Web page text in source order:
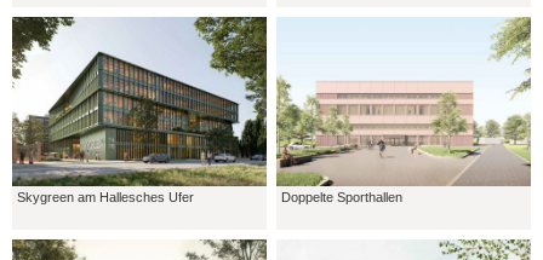
Skygreen am Hallesches Ufer Doppelte Sporthallen